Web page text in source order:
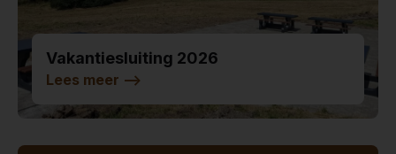
Vakantiesluiting 2026
Lees meer -->